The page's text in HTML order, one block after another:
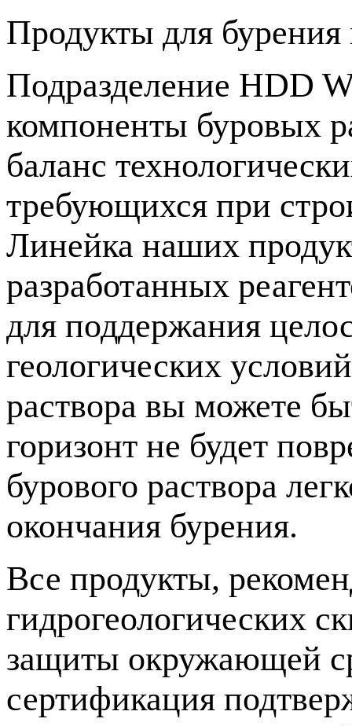
Продукты для бурения
Подразделение HDD
компоненты буровых
баланс
требующихся при
Линейка наших
разработанных
для поддержания
геологических
раствора вы можете
горизонт не будет
бурового раствора
окончания бурения.
Все продукты,
гидрогеологических
защиты окружающей
сертификация